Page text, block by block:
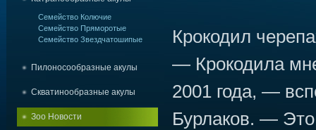
Семейство Колючие
Семейство Пряморотые
Семейство Звездчатошипые
Пилоносообразные акулы
Скватинообразные акулы
Зоо Новости
Крокодил
— Крокодила
2001 года, —
Бурлаков. —